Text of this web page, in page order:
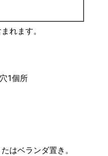
れます。
1個所
はベランダ置き。